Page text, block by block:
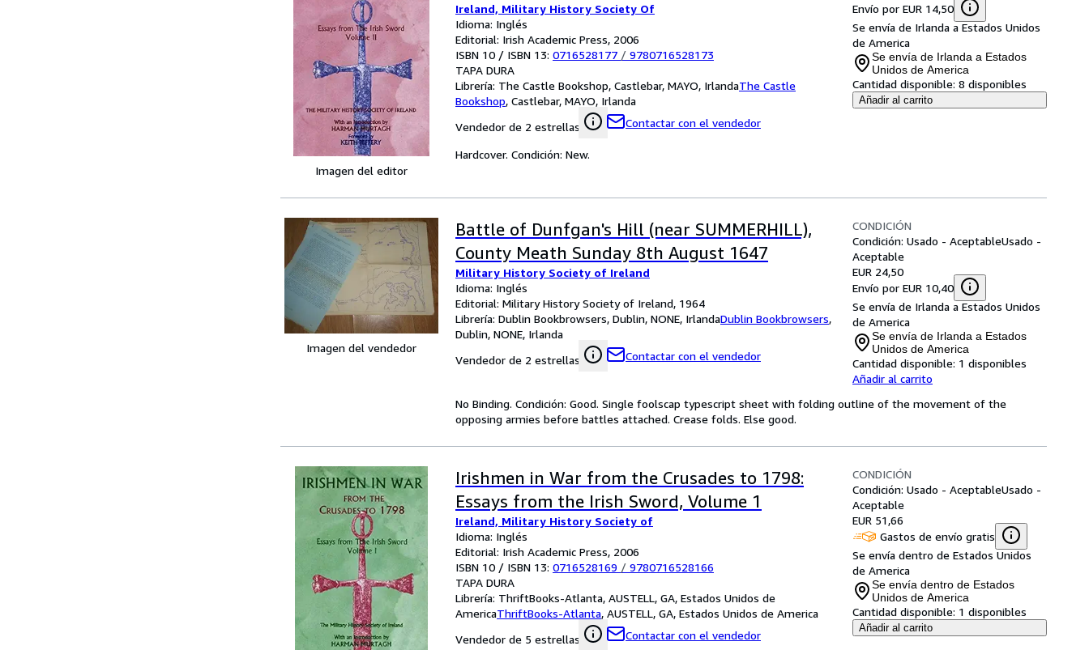
Imagen del editor
Ireland, Military History Society Of
Idioma: Inglés
Editorial: Irish Academic Press, 2006
ISBN 10 / ISBN 13: 0716528177 / 9780716528173
TAPA DURA
Librería: The Castle Bookshop, Castlebar, MAYO, IrlandaThe Castle
Bookshop, Castlebar, MAYO, Irlanda
Vendedor de 2 estrellas
Contactar con el vendedor
Envío por EUR 14,50
Se envía de Irlanda a Estados Unidos
de America
Se envía de Irlanda a Estados
Unidos de America
Cantidad disponible: 8 disponibles
Añadir al carrito
Hardcover. Condición: New.
Imagen del vendedor
Battle of Dunfgan's Hill (near SUMMERHILL),
County Meath Sunday 8th August 1647
Military History Society of Ireland
Idioma: Inglés
Editorial: Military History Society of Ireland, 1964
Librería: Dublin Bookbrowsers, Dublin, NONE, IrlandaDublin Bookbrowsers,
Dublin, NONE, Irlanda
Vendedor de 2 estrellas
Contactar con el vendedor
CONDICIÓN
Condición: Usado - AceptableUsado -
Aceptable
EUR 24,50
Envío por EUR 10,40
Se envía de Irlanda a Estados Unidos
de America
Se envía de Irlanda a Estados
Unidos de America
Cantidad disponible: 1 disponibles
Añadir al carrito
No Binding. Condición: Good. Single foolscap typescript sheet with folding outline of the movement of the
opposing armies before battles attached. Crease folds. Else good.
Irishmen in War from the Crusades to 1798:
Essays from the Irish Sword, Volume 1
Ireland, Military History Society of
Idioma: Inglés
Editorial: Irish Academic Press, 2006
ISBN 10 / ISBN 13: 0716528169 / 9780716528166
TAPA DURA
Librería: ThriftBooks-Atlanta, AUSTELL, GA, Estados Unidos de
AmericaThriftBooks-Atlanta, AUSTELL, GA, Estados Unidos de America
Vendedor de 5 estrellas
Contactar con el vendedor
CONDICIÓN
Condición: Usado - AceptableUsado -
Aceptable
EUR 51,66
Gastos de envío gratis
Se envía dentro de Estados Unidos
de America
Se envía dentro de Estados
Unidos de America
Cantidad disponible: 1 disponibles
Añadir al carrito